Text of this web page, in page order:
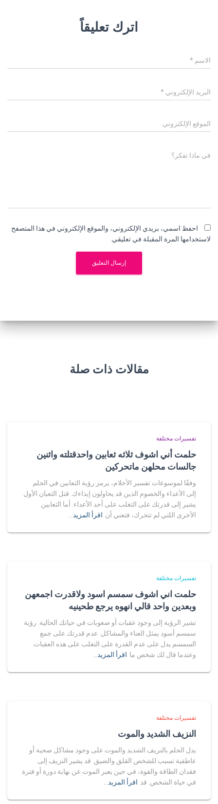
اترك تعليقاً
الاسم *
البريد الإلكتروني *
الموقع الإلكتروني
في ماذا تفكر؟
احفظ اسمي، بريدي الإلكتروني، والموقع الإلكتروني في هذا المتصفح
لاستخدامها المرة المقبلة في تعليقي.
مقالات ذات صلة
تفسيرات مختلفة
حلمت أني اشوف ثلاثه ثعابين واحدقتلته واثنين
جالسات محلهن ماتحركين
وفقًا لموسوعات تفسير الأحلام، يرمز رؤية الثعابين في الحلم
إلى الأعداء والخصوم الذين قد يحاولون إيذاءك. قتل الثعبان الأول
يشير إلى قدرتك على التغلب على أحد الأعداء. أما الثعابين
الأخرى اللتي لم تتحرك، فتعني أن اقرأ المزيد…
تفسيرات مختلفة
حلمت اني اشوف سمسم اسود ولاقدرت اجمعهن
وبعدين واحد قالي انهوه يرجع طحينيه
تشير الرؤية إلى وجود عقبات أو صعوبات في حياتك الحالية. رؤية
سمسم أسود يمثل العناء والمشاكل. عدم قدرتك على جمع
السمسم يدل على عدم القدرة على التغلب على هذه العقبات.
وعندما قال لك شخص ما اقرأ المزيد…
تفسيرات مختلفة
النزيف الشديد والموت
يدل الحلم بالنزيف الشديد والموت على وجود مشاكل صحية أو
عاطفية تسبب للشخص القلق والضيق. قد يشير النزيف إلى
فقدان الطاقة والقوة، في حين يعبر الموت عن نهاية دورة أو فترة
في حياة الشخص. قد اقرأ المزيد…